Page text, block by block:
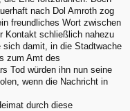
nach Dol Amroth zog
freundliches Wort zwischen
Kontakt schließlich nahezu
sich damit, in die Stadtwache
zum Amt des
Tod würden ihn nun seine
wenn die Nachricht in
durch diese